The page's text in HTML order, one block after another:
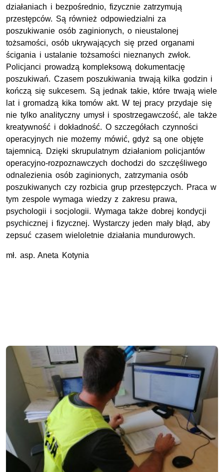
działaniach i bezpośrednio, fizycznie zatrzymują
przestępców. Są również odpowiedzialni za
poszukiwanie osób zaginionych, o nieustalonej
tożsamości, osób ukrywających się przed organami
ścigania i ustalanie tożsamości nieznanych zwłok.
Policjanci prowadzą kompleksową dokumentację
poszukiwań. Czasem poszukiwania trwają kilka godzin i
kończą się sukcesem. Są jednak takie, które trwają wiele
lat i gromadzą kika tomów akt. W tej pracy przydaje się
nie tylko analityczny umysł i spostrzegawczość, ale także
kreatywność i dokładność. O szczegółach czynności
operacyjnych nie możemy mówić, gdyż są one objęte
tajemnicą. Dzięki skrupulatnym działaniom policjantów
operacyjno-rozpoznawczych dochodzi do szczęśliwego
odnalezienia osób zaginionych, zatrzymania osób
poszukiwanych czy rozbicia grup przestępczych. Praca w
tym zespole wymaga wiedzy z zakresu prawa,
psychologii i socjologii. Wymaga także dobrej kondycji
psychicznej i fizycznej. Wystarczy jeden mały błąd, aby
zepsuć czasem wieloletnie działania mundurowych.
mł. asp.Aneta Kotynia